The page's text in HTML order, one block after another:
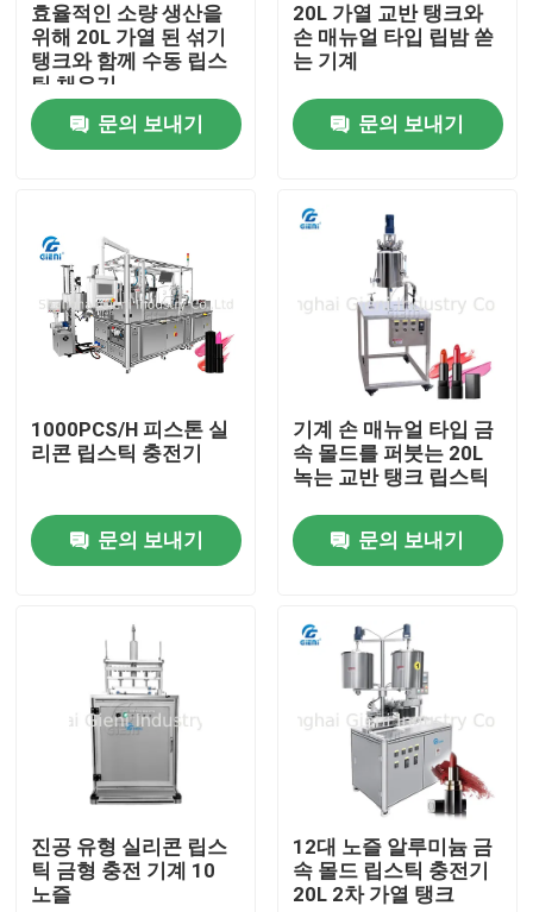
제품
우리 에 관한 것
공장 투어
저희와 연락
블로그
효율적인 소량 생산을
위해 20L 가열 된 섞기
탱크와 함께 수동 립스
틱 채우기
문의 보내기
20L 가열 교반 탱크와
손 매뉴얼 타입 립밤 쏟
는 기계
문의 보내기
1000PCS/H 피스톤 실
리콘 립스틱 충전기
문의 보내기
기계 손 매뉴얼 타입 금
속 몰드를 퍼붓는 20L
녹는 교반 탱크 립스틱
문의 보내기
진공 유형 실리콘 립스
틱 금형 충전 기계 10
노즐
12대 노즐 알루미늄 금
속 몰드 립스틱 충전기
20L 2차 가열 탱크